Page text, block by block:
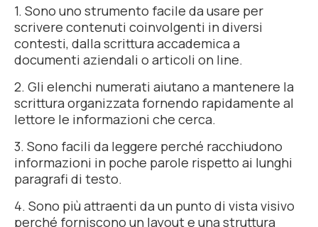
1. Sono uno strumento facile da usare per
scrivere contenuti coinvolgenti in diversi
contesti, dalla scrittura accademica a
documenti aziendali o articoli on line.
2. Gli elenchi numerati aiutano a mantenere la
scrittura organizzata fornendo rapidamente al
lettore le informazioni che cerca.
3. Sono facili da leggere perché racchiudono
informazioni in poche parole rispetto ai lunghi
paragrafi di testo.
4. Sono più attraenti da un punto di vista visivo
perché forniscono un layout e una struttura